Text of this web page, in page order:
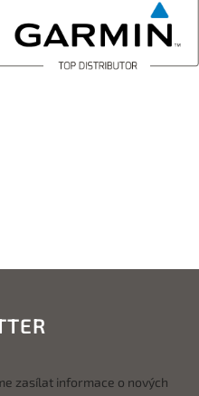
zasílat informace o nových